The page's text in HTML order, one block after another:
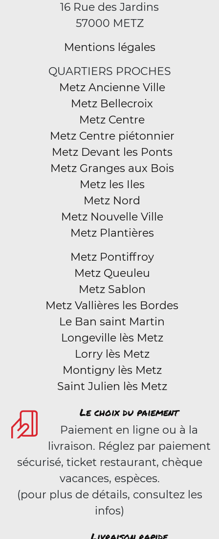
16 Rue des Jardins
57000 METZ
Mentions légales
QUARTIERS PROCHES
Metz Ancienne Ville
Metz Bellecroix
Metz Centre
Metz Centre piétonnier
Metz Devant les Ponts
Metz Granges aux Bois
Metz les Iles
Metz Nord
Metz Nouvelle Ville
Metz Plantières
Metz Pontiffroy
Metz Queuleu
Metz Sablon
Metz Vallières les Bordes
Le Ban saint Martin
Longeville lès Metz
Lorry lès Metz
Montigny lès Metz
Saint Julien lès Metz
Le choix du paiement
Paiement en ligne ou à la
livraison. Réglez par paiement
sécurisé, ticket restaurant, chèque
vacances, espèces.
(pour plus de détails, consultez les
infos)